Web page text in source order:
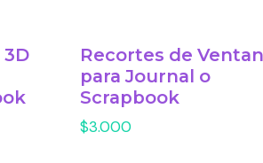
Recortes de
para Journal o
Scrapbook
$3.000